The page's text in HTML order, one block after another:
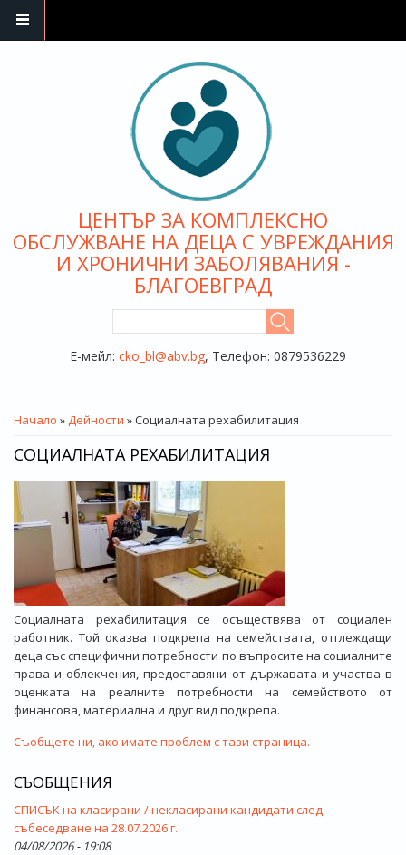
ЦЕНТЪР ЗА КОМПЛЕКСНО
ОБСЛУЖВАНЕ НА ДЕЦА С УВРЕЖДАНИЯ
И ХРОНИЧНИ ЗАБОЛЯВАНИЯ -
БЛАГОЕВГРАД
Е-мейл: cko_bl@abv.bg, Телефон: 0879536229
ВИЕ СТЕ ТУК
Начало »Дейности » Социалната рехабилитация
СОЦИАЛНАТА РЕХАБИЛИТАЦИЯ
Социалната рехабилитация се осъществява от социален
работник. Той оказва подкрепа на семействата, отглеждащи
деца със специфични потребности по въпросите на социалните
права и облекчения, предоставяни от държавата и участва в
оценката на реалните потребности на семейството от
финансова, материална и друг вид подкрепа.
Съобщете ни, ако имате проблем с тази страница.
СЪОБЩЕНИЯ
СПИСЪК на класирани / некласирани кандидати след
събеседване на 28.07.2026 г.
04/08/2026 - 19:08